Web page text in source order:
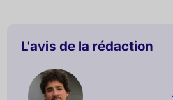
L'avis de la rédaction